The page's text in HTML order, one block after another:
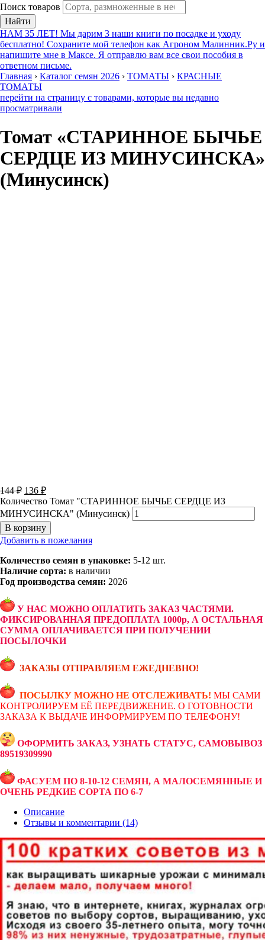
Поиск товаров
Найти
НАМ 35 ЛЕТ! Мы дарим 3 наши книги по посадке и уходу
бесплатно! Сохраните мой телефон как Агроном Малинник.Ру и
напишите мне в Максе. Я отправлю вам все свои пособия в
ответном письме.
Главная › Каталог семян 2026 › ТОМАТЫ › КРАСНЫЕ
ТОМАТЫ
перейти на страницу с товарами, которые вы недавно
просматривали
Томат «СТАРИННОЕ БЫЧЬЕ
СЕРДЦЕ ИЗ МИНУСИНСКА»
(Минусинск)
144₽ 136 ₽
Количество Томат "СТАРИННОЕ БЫЧЬЕ СЕРДЦЕ ИЗ
МИНУСИНСКА" (Минусинск)
В корзину
Добавить в пожелания
Количество семян в упаковке: 5-12 шт.
Наличие сорта: в наличии
Год производства семян: 2026
У НАС МОЖНО ОПЛАТИТЬ ЗАКАЗ ЧАСТЯМИ.
ФИКСИРОВАННАЯ ПРЕДОПЛАТА 1000р, А ОСТАЛЬНАЯ
СУММА ОПЛАЧИВАЕТСЯ ПРИ ПОЛУЧЕНИИ
ПОСЫЛОЧКИ
ЗАКАЗЫ ОТПРАВЛЯЕМ ЕЖЕДНЕВНО!
ПОСЫЛКУ МОЖНО НЕ ОТСЛЕЖИВАТЬ! МЫ САМИ
КОНТРОЛИРУЕМ ЕЁ ПЕРЕДВИЖЕНИЕ. О ГОТОВНОСТИ
ЗАКАЗА К ВЫДАЧЕ ИНФОРМИРУЕМ ПО ТЕЛЕФОНУ!
ОФОРМИТЬ ЗАКАЗ, УЗНАТЬ СТАТУС, САМОВЫВОЗ
89519309990
ФАСУЕМ ПО 8-10-12 СЕМЯН, А МАЛОСЕМЯННЫЕ И
ОЧЕНЬ РЕДКИЕ СОРТА ПО 6-7
Описание
Отзывы и комментарии (14)